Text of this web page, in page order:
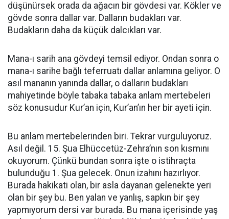
düşünürsek orada da ağacın bir gövdesi var. Kökler ve
gövde sonra dallar var. Dalların budakları var.
Budakların daha da küçük dalcıkları var.
Mana-ı sarih ana gövdeyi temsil ediyor. Ondan sonra o
mana-ı sarihe bağlı teferruatı dallar anlamına geliyor. O
asıl mananın yanında dallar, o dalların budakları
mahiyetinde böyle tabaka tabaka anlam mertebeleri
söz konusudur Kur’an için, Kur’an’ın her bir ayeti için.
Bu anlam mertebelerinden biri. Tekrar vurguluyoruz.
Asıl değil. 15. Şua Elhüccetüz-Zehra’nın son kısmını
okuyorum. Çünkü bundan sonra işte o istihraçta
bulunduğu 1. Şua gelecek. Onun izahını hazırlıyor.
Burada hakikati olan, bir asla dayanan gelenekte yeri
olan bir şey bu. Ben yalan ve yanlış, sapkın bir şey
yapmıyorum dersi var burada. Bu mana içerisinde yaş